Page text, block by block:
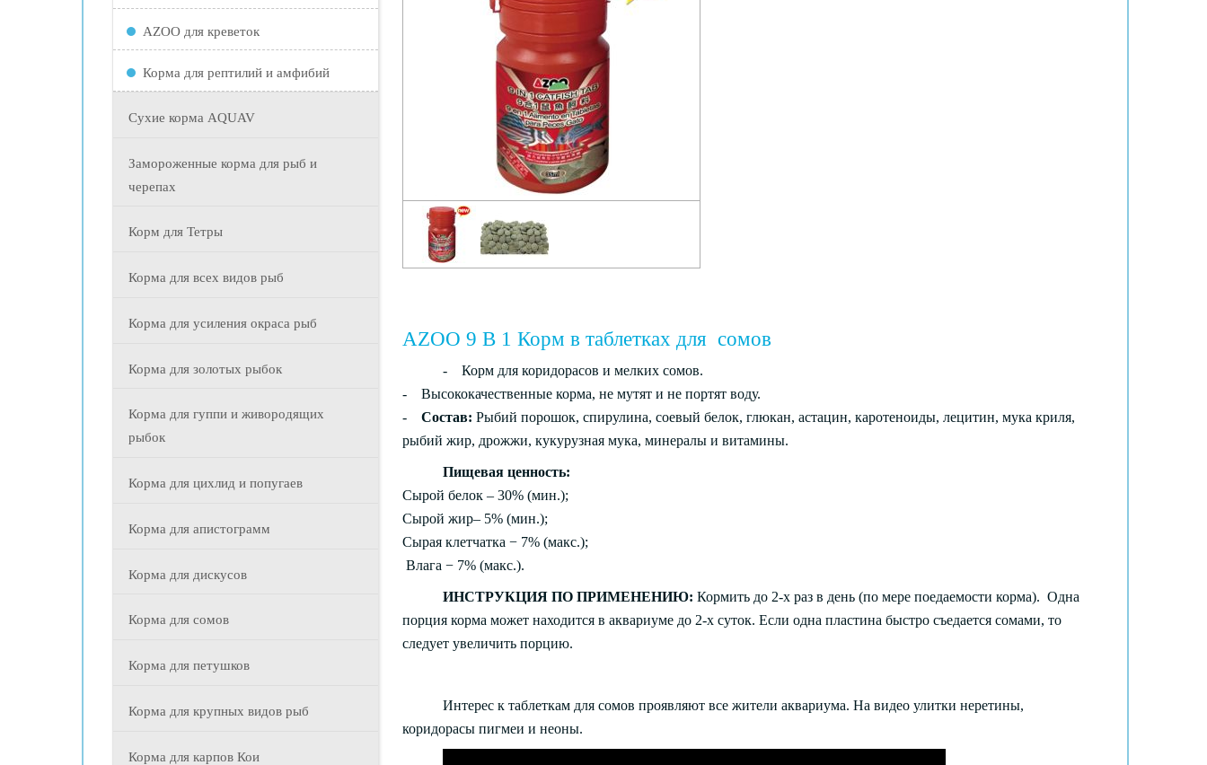
AZOO для креветок
Корма для рептилий и амфибий
Сухие корма AQUAV
Замороженные корма для рыб и
черепах
Корм для Тетры
Корма для всех видов рыб
Корма для усиления окраса рыб
Корма для золотых рыбок
Корма для гуппи и живородящих
рыбок
Корма для цихлид и попугаев
Корма для апистограмм
Корма для дискусов
Корма для сомов
Корма для петушков
Корма для крупных видов рыб
Корма для карпов Кои
AZOO 9 В 1 Корм в таблетках для сомов
- Корм для коридорасов и мелких сомов.
- Высококачественные корма, не мутят и не портят воду.
-
Состав:Рыбий порошок, спирулина, соевый белок, глюкан, астацин, каротеноиды, лецитин, мука криля,
рыбий жир, дрожжи, кукурузная мука, минералы и витамины.
Пищевая ценность:
Сырой белок – 30% (мин.);
Сырой жир– 5% (мин.);
Сырая клетчатка − 7% (макс.);
Влага − 7% (макс.).
ИНСТРУКЦИЯ ПО ПРИМЕНЕНИЮ: Кормить до 2-х раз в день (по мере поедаемости корма). Одна
порция корма может находится в аквариуме до 2-х суток. Если одна пластина быстро съедается сомами, то
следует увеличить порцию.
Интерес к таблеткам для сомов проявляют все жители аквариума. На видео улитки неретины,
коридорасы пигмеи и неоны.